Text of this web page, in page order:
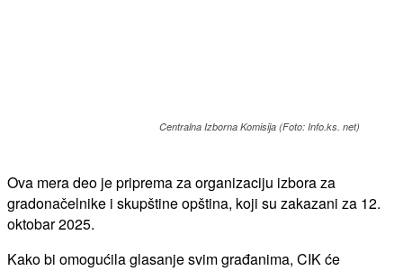
Centralna Izborna Komisija (Foto: Info.ks. net)
Ova mera deo je priprema za organizaciju izbora za
gradonačelnike i skupštine opština, koji su zakazani za 12.
oktobar 2025.
Kako bi omogućila glasanje svim građanima, CIK će